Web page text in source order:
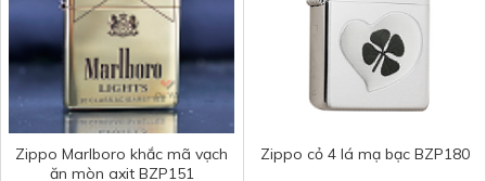
Zippo Marlboro khắc mã vạch
ăn mòn axit BZP151
Zippo cỏ 4 lá mạ bạc BZP180